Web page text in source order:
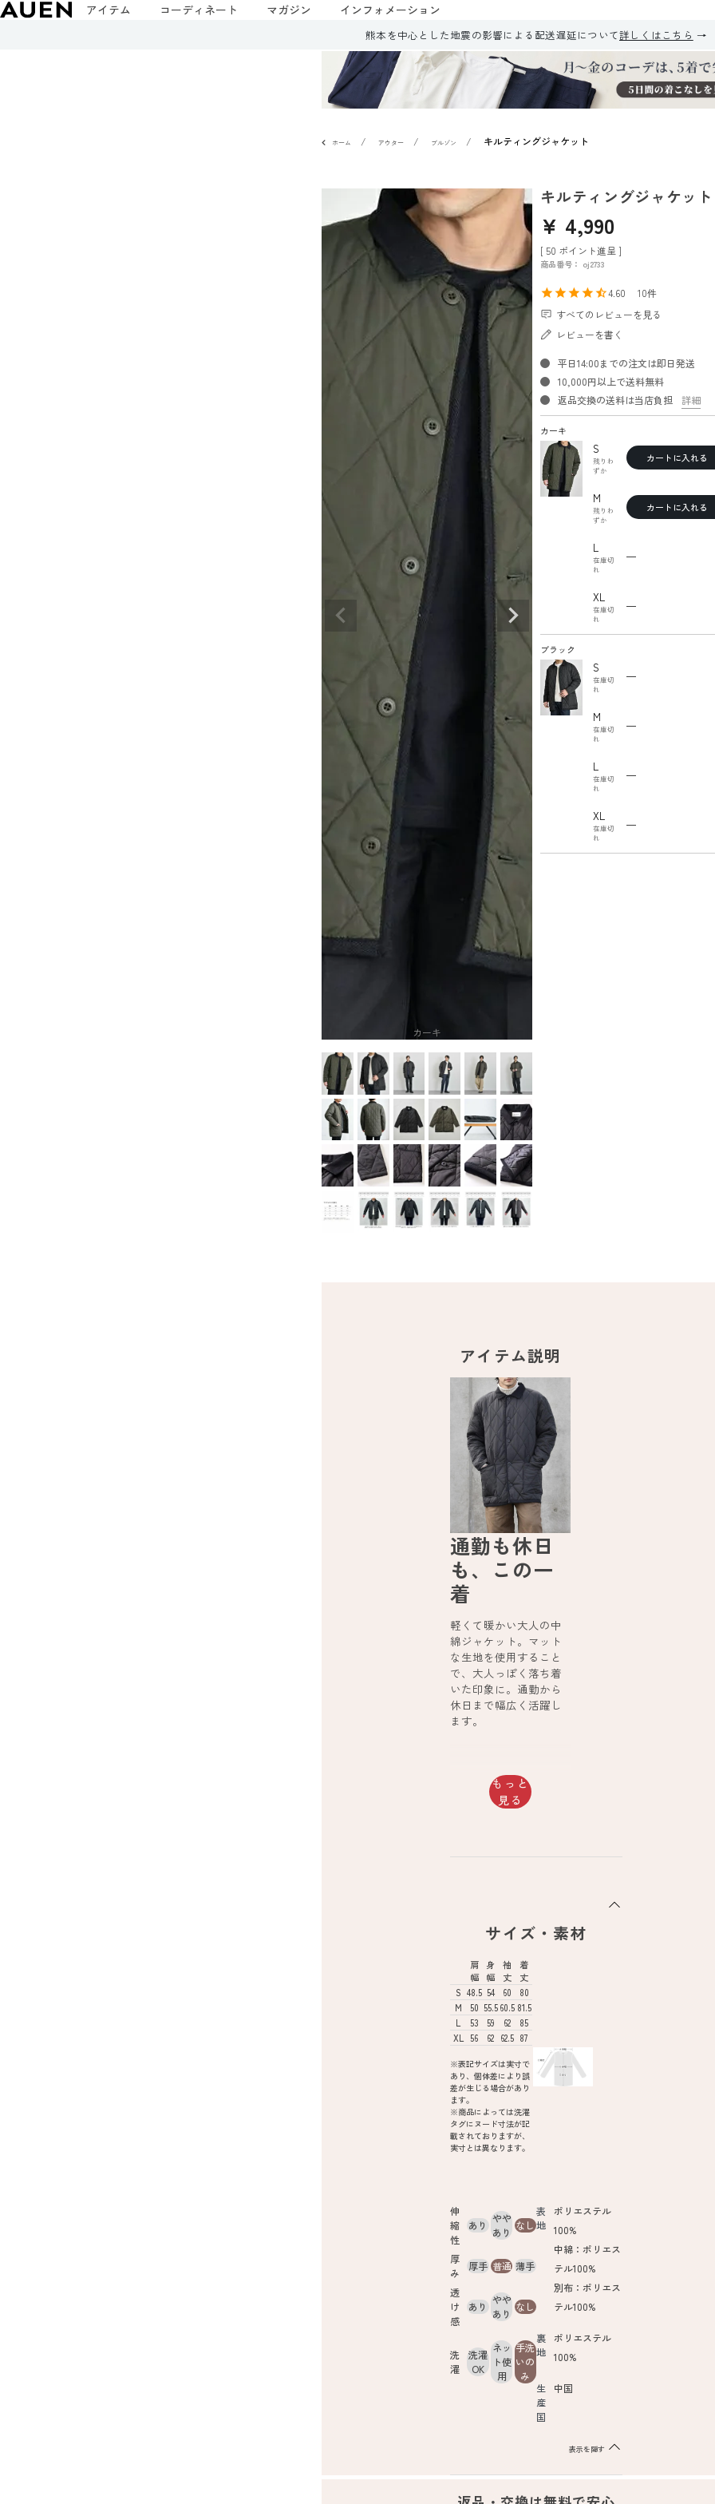
アイテム コーディネート マガジン インフォメーション
熊本を中心とした地震の影響による配送遅延について詳しくはこちら
ホーム アウター ブルゾン キルティングジャケット
カーキ
キルティングジャケット
¥ 4,990
[ 50 ポイント進呈 ]
商品番号 oj2733
4.60
10
すべてのレビューを見る
レビューを書く
平日14:00までの注文は即日発送
10,000円以上で送料無料
返品交換の送料は当店負担
詳細
カーキ
S
残りわ
ずか
カートに入れる
M
残りわ
ずか
カートに入れる
L
在庫切
れ
—
XL
在庫切
れ
—
ブラック
S
在庫切
れ
—
M
在庫切
れ
—
L
在庫切
れ
—
XL
在庫切
れ
—
アイテム説明
通勤も休日
も、この一
着
軽くて暖かい大人の中
綿ジャケット。マット
な生地を使用すること
で、大人っぽく落ち着
いた印象に。通勤から
休日まで幅広く活躍し
ます。
もっと
見る
サイズ・素材
肩
幅
身
幅
袖
丈
着
丈
S 48.5 54 60
80
M
50 55.560.5 81.5
L
53 59 62
85
XL
56 62 62.5 87
※表記サイズは実寸で
あり、個体差により誤
差が生じる場合があり
ます。
※商品によっては洗濯
タグにヌード寸法が記
載されておりますが、
実寸とは異なります。
伸
縮
性
あり
やや
あり
なし
厚
み
厚手 普通 薄手
透
け
感
あり
やや
あり
なし
洗
濯
洗濯
OK
ネッ
ト使
用
手洗
いの
み
表
地
ポリエステル
100%
中綿：ポリエス
テル100%
別布：ポリエス
テル100%
裏
地
ポリエステル
100%
生
産
国
中国
表示を隠す